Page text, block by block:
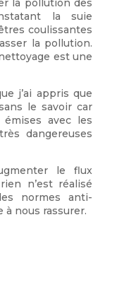
la pollution des
la suie
coulissantes
la pollution.
est une
j’ai appris que
le savoir car
avec les
dangereuses
le flux
n’est réalisé
normes anti-
nous rassurer.